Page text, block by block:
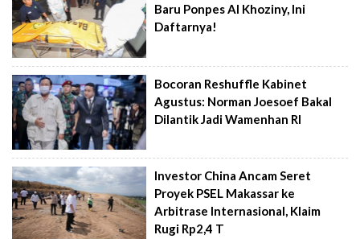
Baru Ponpes Al Khoziny, Ini
Daftarnya!
Bocoran Reshuffle Kabinet
Agustus: Norman Joesoef Bakal
Dilantik Jadi Wamenhan RI
Investor China Ancam Seret
Proyek PSEL Makassar ke
Arbitrase Internasional, Klaim
Rugi Rp2,4 T